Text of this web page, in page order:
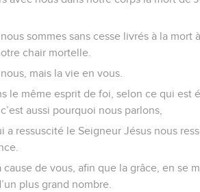
sommes sans cesse livrés à la mort
chair mortelle.
mais la vie en vous.
le même esprit de foi, selon ce qui est
aussi pourquoi nous parlons,
a ressuscité le Seigneur Jésus nous
cause de vous, afin que la grâce, en se
plus grand nombre.